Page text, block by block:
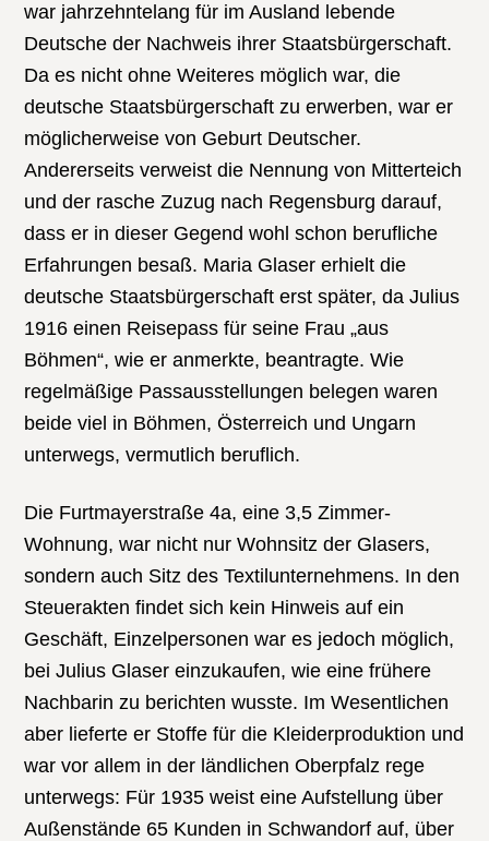
war jahrzehntelang für im Ausland lebende
Deutsche der Nachweis ihrer Staatsbürgerschaft.
Da es nicht ohne Weiteres möglich war, die
deutsche Staatsbürgerschaft zu erwerben, war er
möglicherweise von Geburt Deutscher.
Andererseits verweist die Nennung von Mitterteich
und der rasche Zuzug nach Regensburg darauf,
dass er in dieser Gegend wohl schon berufliche
Erfahrungen besaß. Maria Glaser erhielt die
deutsche Staatsbürgerschaft erst später, da Julius
1916 einen Reisepass für seine Frau „aus
Böhmen“, wie er anmerkte, beantragte. Wie
regelmäßige Passausstellungen belegen waren
beide viel in Böhmen, Österreich und Ungarn
unterwegs, vermutlich beruflich.
Die Furtmayerstraße 4a, eine 3,5 Zimmer-
Wohnung, war nicht nur Wohnsitz der Glasers,
sondern auch Sitz des Textilunternehmens. In den
Steuerakten findet sich kein Hinweis auf ein
Geschäft, Einzelpersonen war es jedoch möglich,
bei Julius Glaser einzukaufen, wie eine frühere
Nachbarin zu berichten wusste. Im Wesentlichen
aber lieferte er Stoffe für die Kleiderproduktion und
war vor allem in der ländlichen Oberpfalz rege
unterwegs: Für 1935 weist eine Aufstellung über
Außenstände 65 Kunden in Schwandorf auf, über